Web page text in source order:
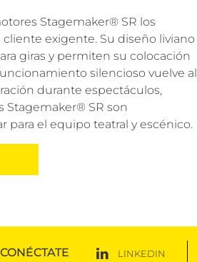
Stagemaker® SR los
exigente. Su diseño liviano
giras y permiten su colocación
silencioso vuelve al
durante espectáculos,
Stagemaker® SR son
para el equipo teatral y escénico.
CONÉCTATE LINKEDIN